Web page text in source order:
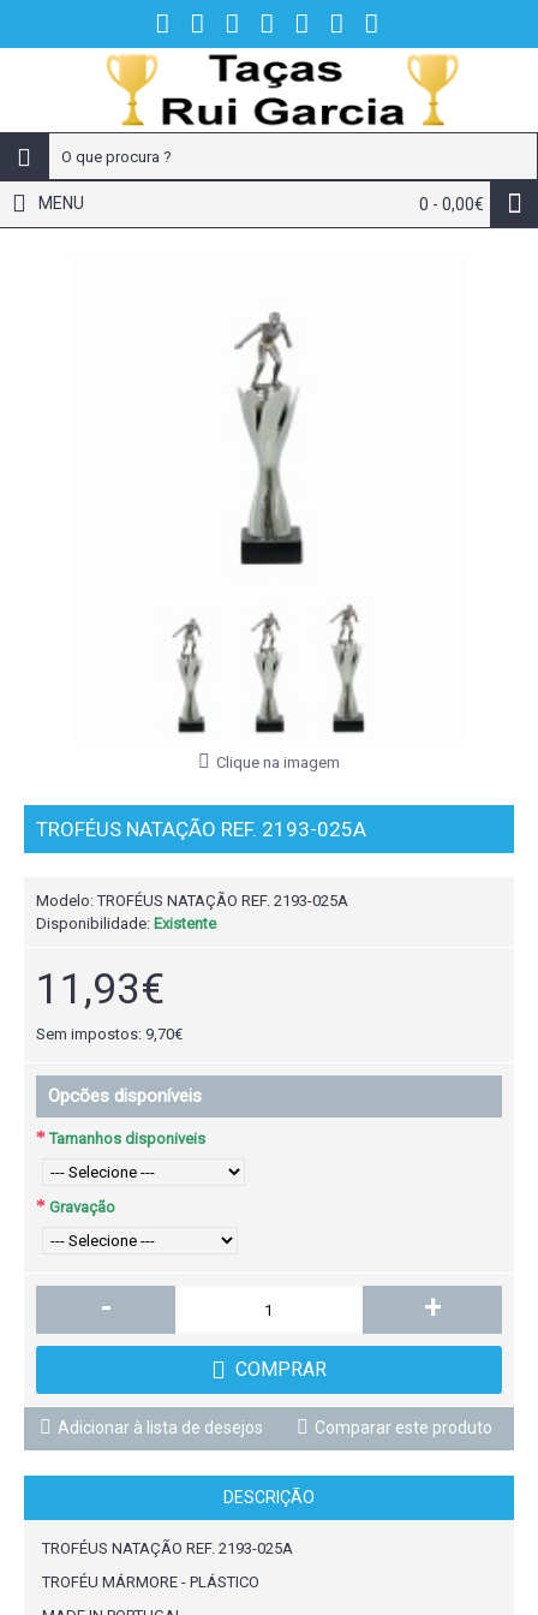
0 - 0,00€
MENU
Clique na imagem
TROFÉUS NATAÇÃO REF. 2193-025A
Modelo:TROFÉUS NATAÇÃO REF. 2193-025A
Disponibilidade: Existente
11,93€
Sem impostos: 9,70€
Opcões disponíveis
Tamanhos disponiveis
Gravação
- +
COMPRAR
Adicionar à lista de desejos Comparar este produto
DESCRIÇÃO
TROFÉUS NATAÇÃO REF. 2193-025A
TROFÉU MÁRMORE - PLÁSTICO